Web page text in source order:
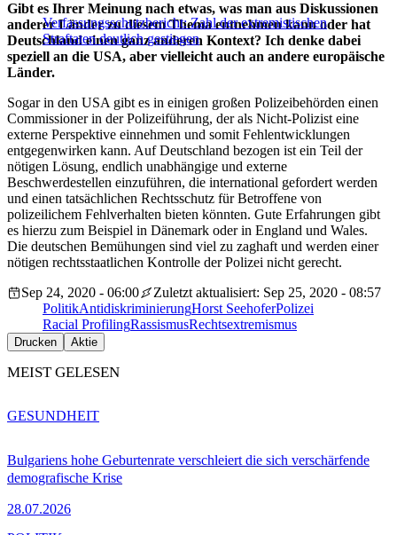
Verfassungsschutzbericht: Zahl der extremistischen
Straftaten deutlich gestiegen
Gibt es Ihrer Meinung nach etwas, was man aus Diskussionen
anderer Länder zu diesem Thema entnehmen kann oder hat
Deutschland einen ganz anderen Kontext? Ich denke dabei
speziell an die USA, aber vielleicht auch an andere europäische
Länder.
Sogar in den USA gibt es in einigen großen Polizeibehörden einen
Commissioner in der Polizeiführung, der als Nicht-Polizist eine
externe Perspektive einnehmen und somit Fehlentwicklungen
entgegenwirken kann. Auf Deutschland bezogen ist ein Teil der
nötigen Lösung, endlich unabhängige und externe
Beschwerdestellen einzuführen, die international gefordert werden
und einen tatsächlichen Rechtsschutz für Betroffene von
polizeilichem Fehlverhalten bieten könnten. Gute Erfahrungen gibt
es hierzu zum Beispiel in Dänemark oder in England und Wales.
Die deutschen Bemühungen sind viel zu zaghaft und werden einer
nötigen rechtsstaatlichen Kontrolle der Polizei nicht gerecht.
Sep 24, 2020 - 06:00
Zuletzt aktualisiert: Sep 25, 2020 - 08:57
PolitikAntidiskriminierungHorst SeehoferPolizei
Racial ProfilingRassismusRechtsextremismus
Drucken Aktie
MEIST GELESEN
Bulgariens hohe Geburtenrate verschleiert die sich verschärfende
demografische Krise
28.07.2026
GESUNDHEIT